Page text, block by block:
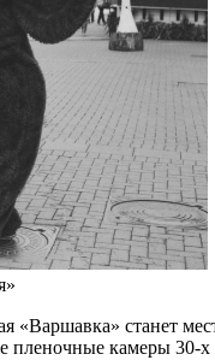
«Варшавка» станет
пленочные камеры 30-х